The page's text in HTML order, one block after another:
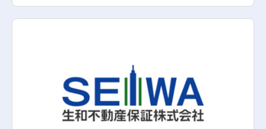
正案等の具体的な提案も担っていただきます。 将
語契約（3割）：英語契約数件） ■国内外事業の
契約雛形等の作成・改定 ■国内外事業の新規事業
の構築 ■既存事業の変更に伴う法的な整理やサポ
ート ■国内外の係争対応 ■法令改正等に伴うリス
クの評価、対策や対応 ■許認可／規制法対応 ■海
外グループ会社各国の担当者やマネジメントとの
連携 ■各種法務リスクの把握と必要なアクション